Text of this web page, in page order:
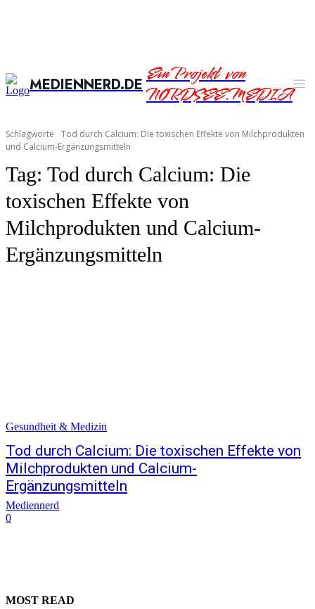
MEDIENNERD.DEEin Projekt von
NORDSEE.MEDIA
Schlagworte
Tod durch Calcium: Die toxischen Effekte von Milchprodukten
und Calcium-Ergänzungsmitteln
Tag: Tod durch Calcium: Die
toxischen Effekte von
Milchprodukten und Calcium-
Ergänzungsmitteln
Gesundheit & Medizin
Tod durch Calcium: Die toxischen Effekte von
Milchprodukten und Calcium-
Ergänzungsmitteln
Mediennerd
0
MOST READ